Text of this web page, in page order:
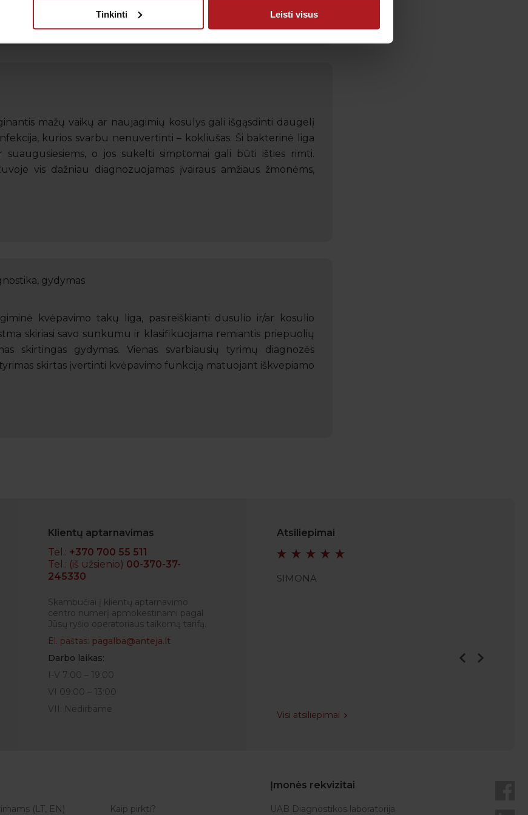
Tinkinti Leisti visus
mažų vaikų ar naujagimių kosulys gali išgąsdinti daugelį
kurios svarbu nenuvertinti – kokliušas. Ši bakterinė liga
o jos sukelti simptomai gali būti išties rimti.
vis dažniau diagnozuojamas įvairaus amžiaus žmonėms,
gydymas
kvėpavimo takų liga, pasireiškianti dusulio ir/ar kosulio
skiriasi savo sunkumu ir klasifikuojama remiantis priepuolių
skirtingas gydymas. Vienas svarbiausių tyrimų diagnozės
skirtas įvertinti kvėpavimo funkciją matuojant iškvepiamo
Klientų aptarnavimas
Tel.: +370 700 55 511
Tel.: (iš užsienio) 00-370-37-
245330
Skambučiai į klientų aptarnavimo
centro numerį apmokestinami pagal
Jūsų ryšio operatoriaus taikomą tarifą.
El. paštas: pagalba@anteja.lt
Darbo laikas:
I-V 7:00 – 19:00
VI 09:00 – 13:00
VII: Nedirbame
Atsiliepimai
RENATA SIMONA
Visi atsiliepimai
(LT, EN) Kaip pirkti?
Įmonės rekvizitai
UAB Diagnostikos laboratorija